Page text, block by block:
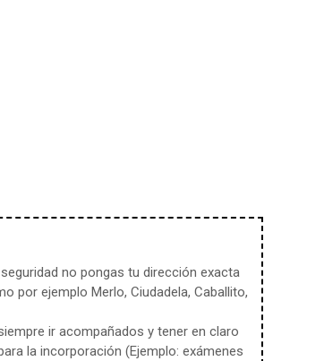
no pongas tu dirección exacta
por ejemplo Merlo, Ciudadela, Caballito,
ir acompañados y tener en claro
la incorporación (Ejemplo: exámenes